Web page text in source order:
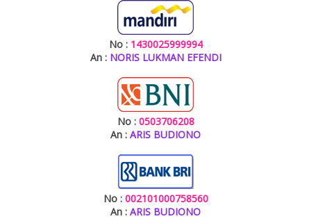
No : 1430025999994
An : NORIS LUKMAN EFENDI
No : 0503706208
An : ARIS BUDIONO
No : 002101000758560
An : ARIS BUDIONO